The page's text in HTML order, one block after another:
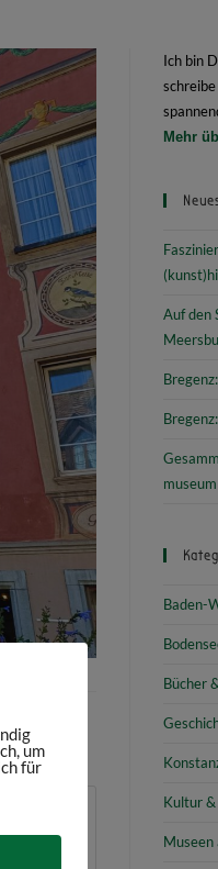
Ich bin
Mehr
Auf den
Baden-
Bücher
Kultur &
Museen
um
für